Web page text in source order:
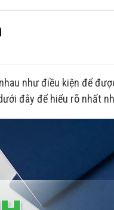
như điều kiện để
đây để hiểu rõ nhất